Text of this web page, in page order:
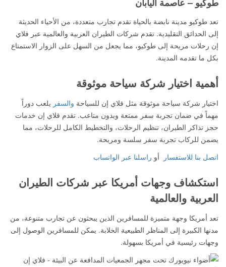
تعد طوكيو مدينة نابضة بالحياة تقدم تجارب متعددة، من الأحياء الحديثة
إلى الحدائق التقليدية. تقدم شركات الطيران العربية والعالمية عبر فلاي
إن رحلات مريحة إلى طوكيو، مما يجعل من السهل على الزوار الاستمتاع
بكل ما تقدمه المدينة.
أهمية اختيار شركة سياحة موثوقة
اختيار شركة سياحة موثوقة مثل فلاي إن للسياحة والسفر يلعب دوراً
مهماً في ضمان تجربة سفر ممتعة وبدون متاعب. تقدم فلاي إن خدمات
حجز تذاكر الطيران، تنظيم الرحلات، والتخطيط الكامل للرحلات، مما
يضمن للركاب تجربة سفر سلسة ومريحة.
اتصل بنا للاستفسار
أو راسلنا عبر الواتساب
استكشاف وجهات أمريكا عبر شركات الطيران
العربية والعالمية
تعد أمريكا وجهة متميزة للمسافرين الذين يبحثون عن تجارب متنوعة، من
مدنها الكبيرة إلى المناظر الطبيعية الخلابة. يمكن للمسافرين الوصول إلى
وجهات رئيسية في أمريكا بسهولة.